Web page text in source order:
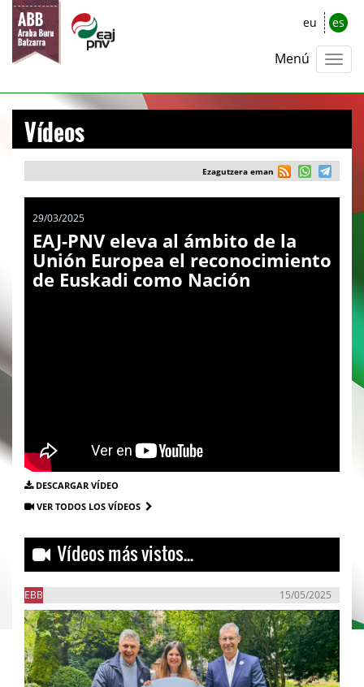
eu es
Menú
Vídeos
Ezagutzera eman
29/03/2025
EAJ-PNV eleva al ámbito de la
Unión Europea el reconocimiento
de Euskadi como Nación
DESCARGAR VÍDEO
VER TODOS LOS VÍDEOS
Vídeos más vistos...
EBB 15/05/2025